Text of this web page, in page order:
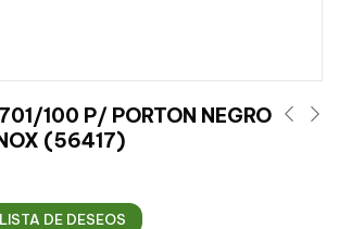
100 P/ PORTON NEGRO
(56417)
DE DESEOS